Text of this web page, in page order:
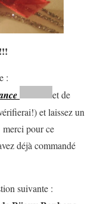
:
et de
et laissez un
merci pour ce
déjà commandé
suivante :